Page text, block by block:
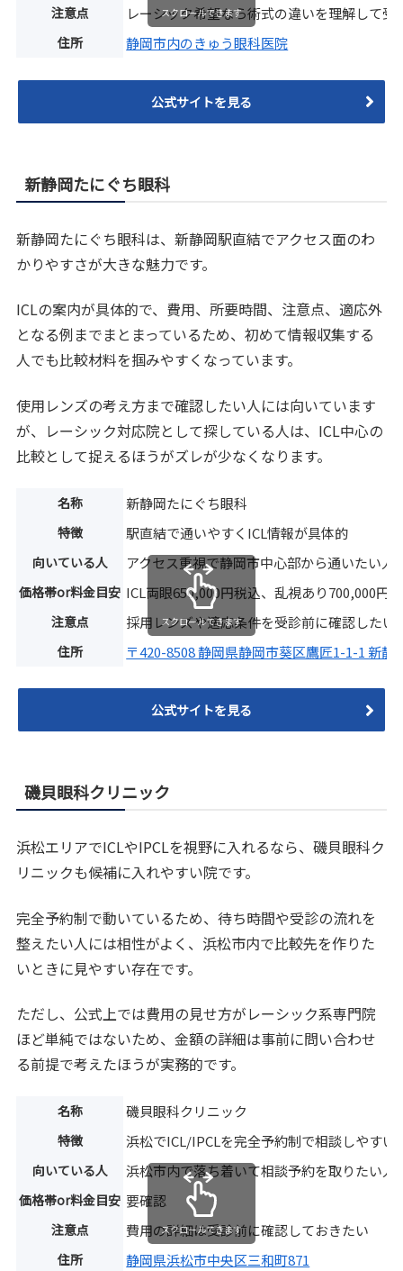
注意点 レーシック希望なら術式の違いを理解して受
住所 静岡市内のきゅう眼科医院
スクロールできます
公式サイトを見る
新静岡たにぐち眼科
新静岡たにぐち眼科は、新静岡駅直結でアクセス面のわ
かりやすさが大きな魅力です。
ICLの案内が具体的で、費用、所要時間、注意点、適応外
となる例までまとまっているため、初めて情報収集する
人でも比較材料を掴みやすくなっています。
使用レンズの考え方まで確認したい人には向いています
が、レーシック対応院として探している人は、ICL中心の
比較として捉えるほうがズレが少なくなります。
名称 新静岡たにぐち眼科
特徴 駅直結で通いやすくICL情報が具体的
向いている人 アクセス重視で静岡市中心部から通いたい人
価格帯or料金目安 ICL両眼650,000円税込、乱視あり700,000円
注意点 採用レンズや適応条件を受診前に確認したい
住所 〒420-8508 静岡県静岡市葵区鷹匠1-1-1 新静
スクロールできます
公式サイトを見る
磯貝眼科クリニック
浜松エリアでICLやIPCLを視野に入れるなら、磯貝眼科ク
リニックも候補に入れやすい院です。
完全予約制で動いているため、待ち時間や受診の流れを
整えたい人には相性がよく、浜松市内で比較先を作りた
いときに見やすい存在です。
ただし、公式上では費用の見せ方がレーシック系専門院
ほど単純ではないため、金額の詳細は事前に問い合わせ
る前提で考えたほうが実務的です。
名称 磯貝眼科クリニック
特徴 浜松でICL/IPCLを完全予約制で相談しやすい
向いている人 浜松市内で落ち着いて相談予約を取りたい人
価格帯or料金目安 要確認
注意点 費用の詳細は受診前に確認しておきたい
住所 静岡県浜松市中央区三和町871
スクロールできます